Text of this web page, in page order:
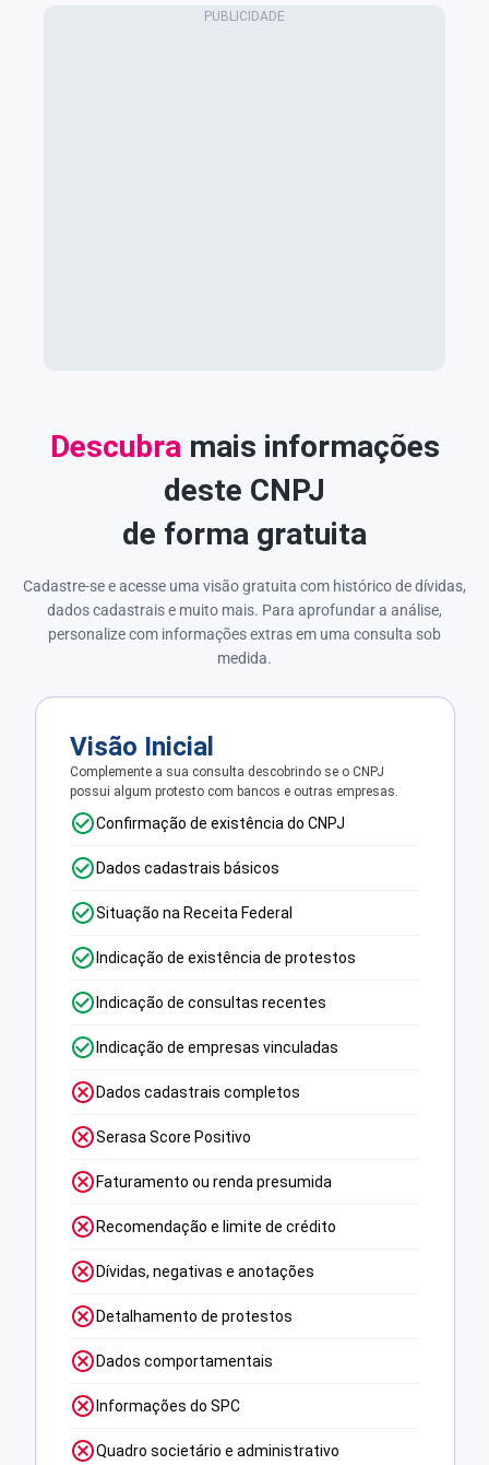
Descubra mais informações
deste CNPJ
de forma gratuita
Cadastre-se e acesse uma visão gratuita com histórico de dívidas,
dados cadastrais e muito mais. Para aprofundar a análise,
personalize com informações extras em uma consulta sob
medida.
Visão Inicial
Complemente a sua consulta descobrindo se o CNPJ
possui algum protesto com bancos e outras empresas.
Confirmação de existência do CNPJ
Dados cadastrais básicos
Situação na Receita Federal
Indicação de existência de protestos
Indicação de consultas recentes
Indicação de empresas vinculadas
Dados cadastrais completos
Serasa Score Positivo
Faturamento ou renda presumida
Recomendação e limite de crédito
Dívidas, negativas e anotações
Detalhamento de protestos
Dados comportamentais
Informações do SPC
Quadro societário e administrativo